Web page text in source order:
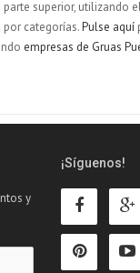
superior, utilizando
categorías.Pulse aquí
empresas de Gruas
y
¡Síguenos!